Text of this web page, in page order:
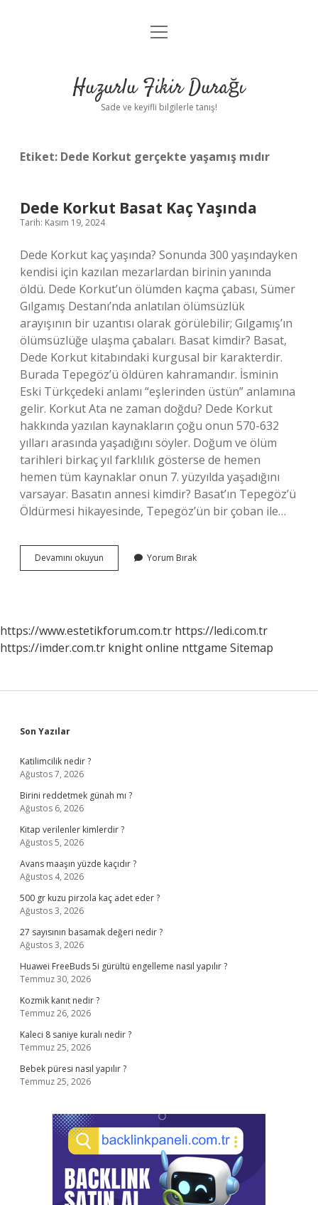
Anasayfa
Yasal Uyarı
menüyü
Huzurlu Fikir Durağı
Sade ve keyifli bilgilerle tanış!
Etiket: Dede Korkut gerçekte yaşamış mıdır
Dede Korkut Basat Kaç Yaşında
Tarih: Kasım 19, 2024
Dede Korkut kaç yaşında? Sonunda 300 yaşındayken
kendisi için kazılan mezarlardan birinin yanında
öldü. Dede Korkut’un ölümden kaçma çabası, Sümer
Gılgamış Destanı’nda anlatılan ölümsüzlük
arayışının bir uzantısı olarak görülebilir; Gılgamış’ın
ölümsüzlüğe ulaşma çabaları. Basat kimdir? Basat,
Dede Korkut kitabındaki kurgusal bir karakterdir.
Burada Tepegöz’ü öldüren kahramandır. İsminin
Eski Türkçedeki anlamı “eşlerinden üstün” anlamına
gelir. Korkut Ata ne zaman doğdu? Dede Korkut
hakkında yazılan kaynakların çoğu onun 570-632
yılları arasında yaşadığını söyler. Doğum ve ölüm
tarihleri ​​birkaç yıl farklılık gösterse de hemen
hemen tüm kaynaklar onun 7. yüzyılda yaşadığını
varsayar. Basatın annesi kimdir? Basat’ın Tepegöz’ü
Öldürmesi hikayesinde, Tepegöz’ün bir çoban ile…
Devamını okuyun
Korkut
Yorum Bırak
https://www.estetikforum.com.tr https://ledi.com.tr
https://imder.com.tr knight online nttgame Sitemap
Sidebar
Son Yazılar
Katilimcilik nedir ?
Ağustos 7, 2026
Birini reddetmek günah mı ?
Ağustos 6, 2026
Kitap verilenler kimlerdir ?
Ağustos 5, 2026
Avans maaşın yüzde kaçıdır ?
Ağustos 4, 2026
500 gr kuzu pirzola kaç adet eder ?
Ağustos 3, 2026
27 sayısının basamak değeri nedir ?
Ağustos 3, 2026
Huawei FreeBuds 5i gürültü engelleme nasıl yapılır ?
Temmuz 30, 2026
Kozmik kanıt nedir ?
Temmuz 26, 2026
Kaleci 8 saniye kuralı nedir ?
Temmuz 25, 2026
Bebek püresi nasıl yapılır ?
Temmuz 25, 2026